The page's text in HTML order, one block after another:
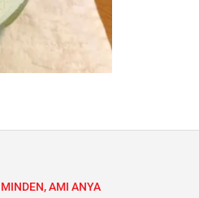
MINDEN, AMI ANYA